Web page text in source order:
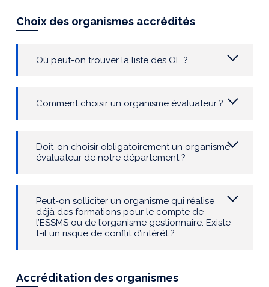
Choix des organismes accrédités
Où peut-on trouver la liste des OE ?
Comment choisir un organisme évaluateur ?
Doit-on choisir obligatoirement un organisme
évaluateur de notre département ?
Peut-on solliciter un organisme qui réalise
déjà des formations pour le compte de
l’ESSMS ou de l’organisme gestionnaire. Existe-
t-il un risque de conflit d’intérêt ?
Accréditation des organismes